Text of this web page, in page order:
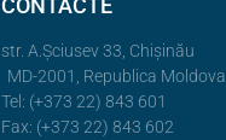
CONTACTE
str. A.Şciusev 33, Chișinău
MD-2001, Republica Moldova
Tel: (+373 22) 843 601
Fax: (+373 22) 843 602